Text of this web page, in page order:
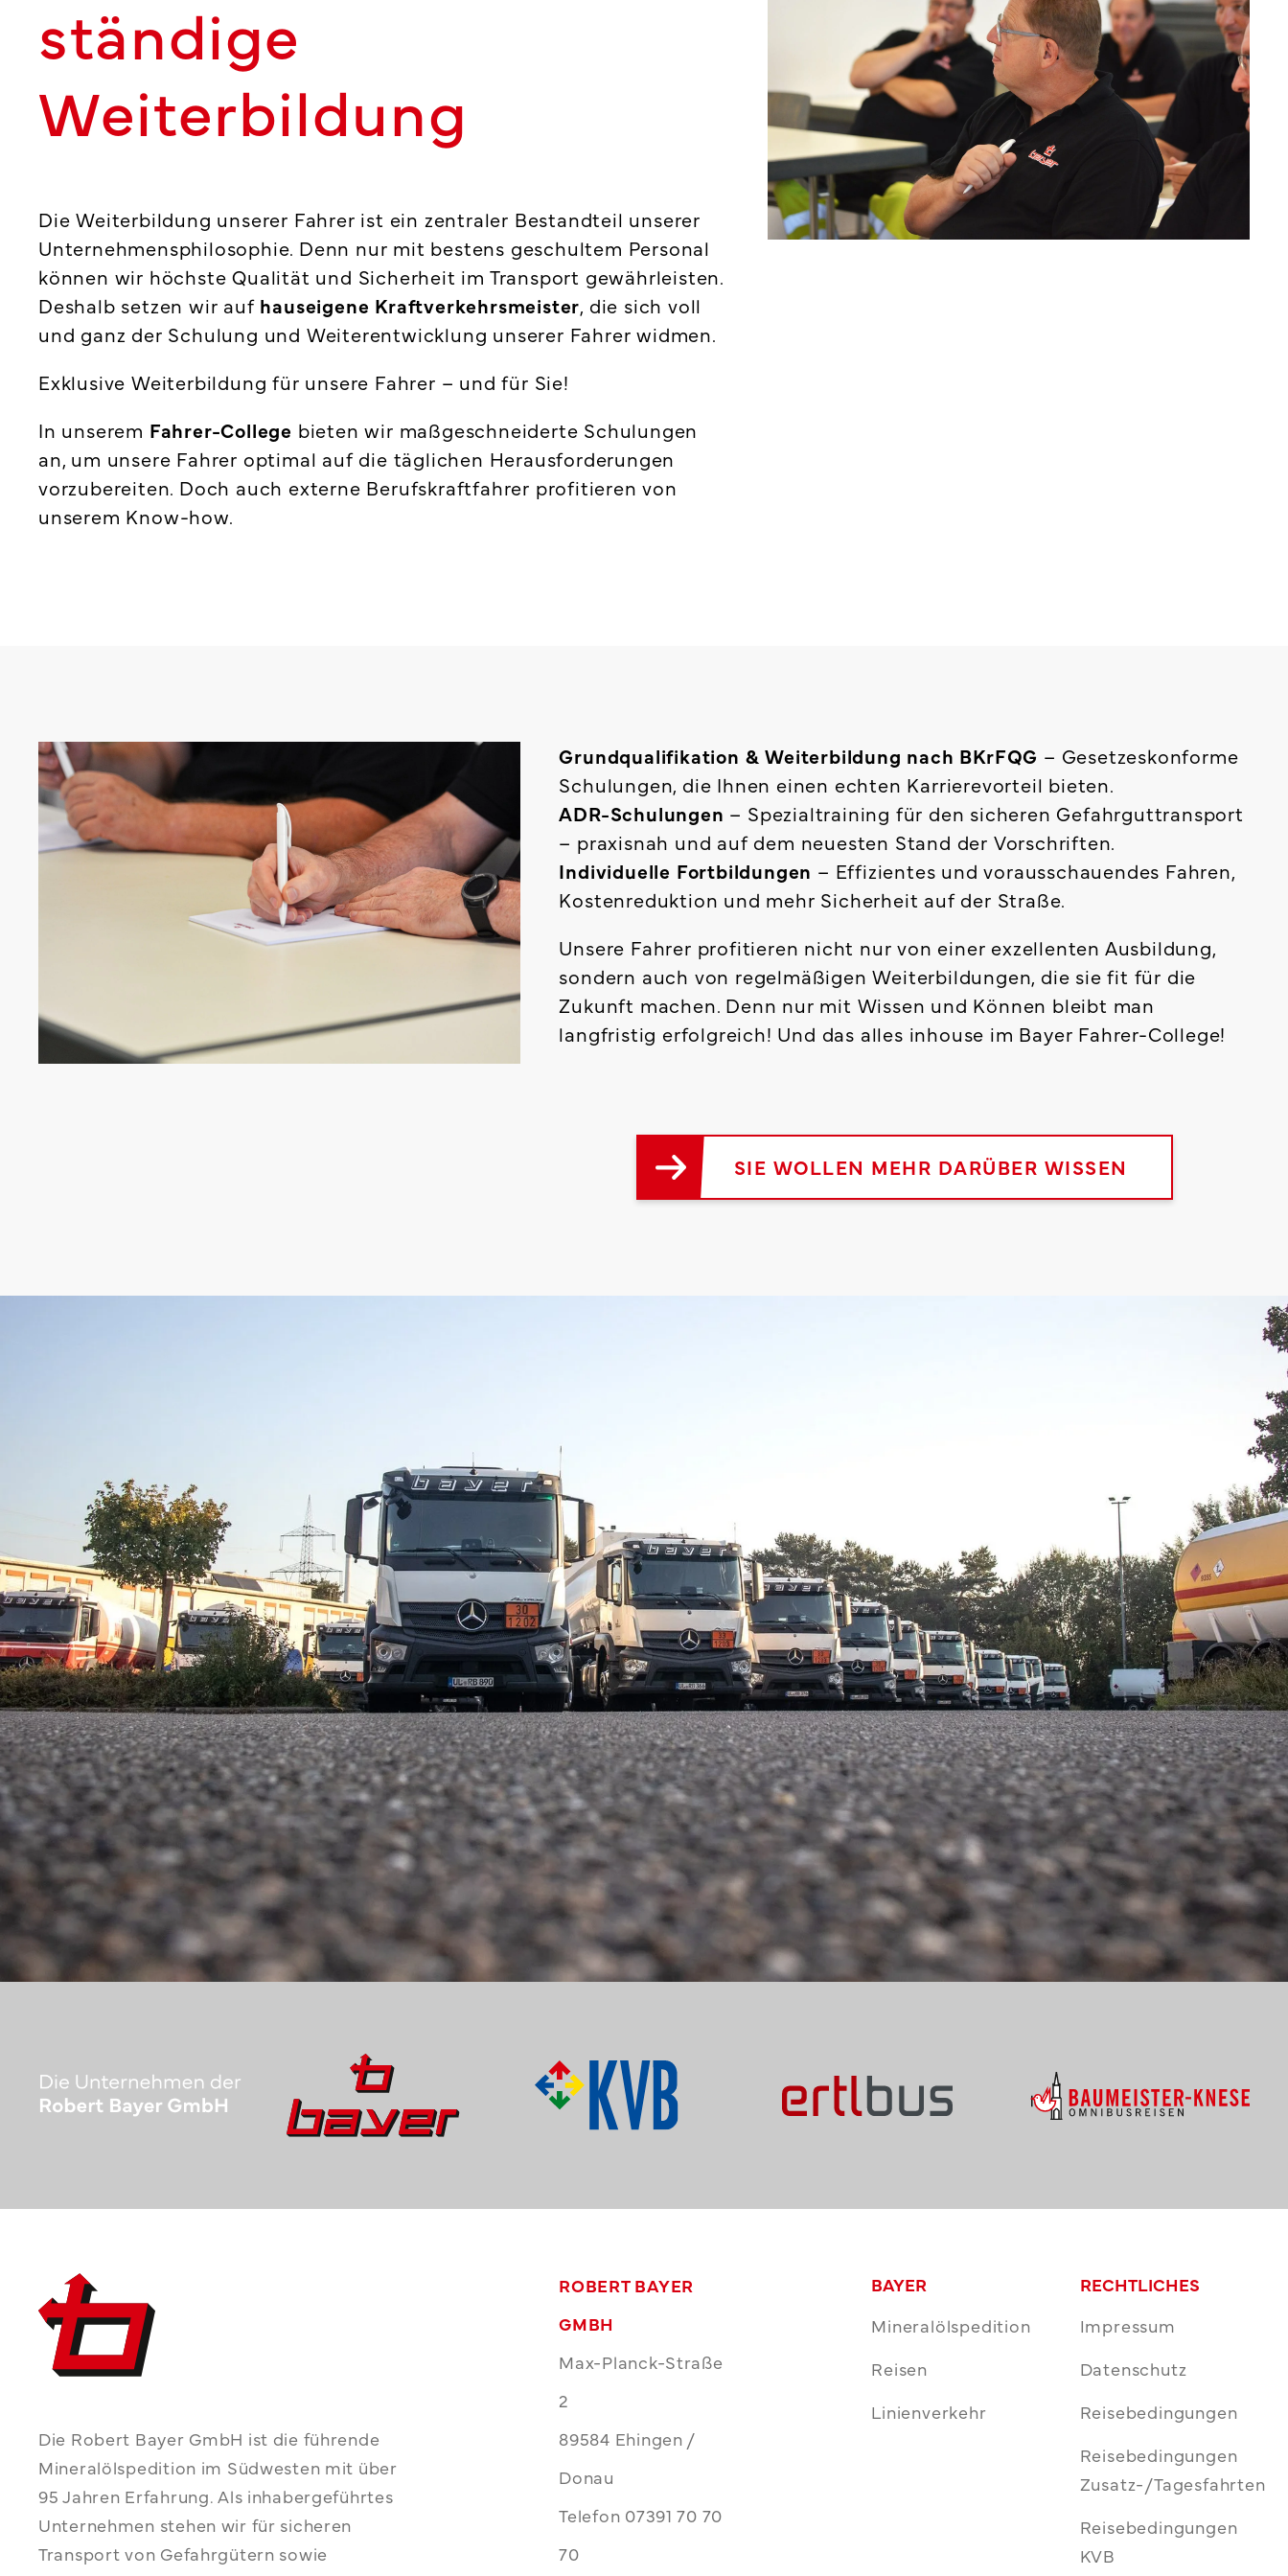
ständige
Weiterbildung
Die Weiterbildung unserer Fahrer ist ein zentraler Bestandteil unserer
Unternehmensphilosophie. Denn nur mit bestens geschultem Personal
können wir höchste Qualität und Sicherheit im Transport gewährleisten.
Deshalb setzen wir auf hauseigene Kraftverkehrsmeister, die sich voll
und ganz der Schulung und Weiterentwicklung unserer Fahrer widmen.
Exklusive Weiterbildung für unsere Fahrer – und für Sie!
In unserem Fahrer-College bieten wir maßgeschneiderte Schulungen
an, um unsere Fahrer optimal auf die täglichen Herausforderungen
vorzubereiten. Doch auch externe Berufskraftfahrer profitieren von
unserem Know-how.
Grundqualifikation & Weiterbildung nach BKrFQG – Gesetzeskonforme
Schulungen, die Ihnen einen echten Karrierevorteil bieten.
ADR-Schulungen – Spezialtraining für den sicheren Gefahrguttransport
– praxisnah und auf dem neuesten Stand der Vorschriften.
Individuelle Fortbildungen – Effizientes und vorausschauendes Fahren,
Kostenreduktion und mehr Sicherheit auf der Straße.
Unsere Fahrer profitieren nicht nur von einer exzellenten Ausbildung,
sondern auch von regelmäßigen Weiterbildungen, die sie fit für die
Zukunft machen. Denn nur mit Wissen und Können bleibt man
langfristig erfolgreich! Und das alles inhouse im Bayer Fahrer-College!
SIE WOLLEN MEHR DARÜBER WISSEN
Die Robert Bayer GmbH ist die führende
Mineralölspedition im Südwesten mit über
95 Jahren Erfahrung. Als inhabergeführtes
Unternehmen stehen wir für sicheren
Transport von Gefahrgütern sowie
ROBERT BAYER
GMBH
Max-Planck-Straße
2
89584 Ehingen /
Donau
Telefon 07391 70 70
70
BAYER
Mineralölspedition
Reisen
Linienverkehr
RECHTLICHES
Impressum
Datenschutz
Reisebedingungen
Reisebedingungen
Zusatz-/Tagesfahrten
Reisebedingungen
KVB